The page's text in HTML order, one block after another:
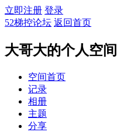
立即注册 登录
52梯控论坛 返回首页
大哥大的个人空间
空间首页
记录
相册
主题
分享